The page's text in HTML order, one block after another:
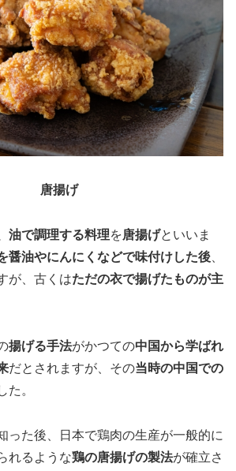
唐揚げ
油で調理する料理を唐揚げといいま
醤油やにんにくなどで味付けした後
が、古くはただの衣で揚げたものが主
揚げる手法がかつての中国から学ばれ
だとされますが、その当時の中国での
た。
った後、日本で鶏肉の生産が一般的に
れるような鶏の唐揚げの製法が確立さ